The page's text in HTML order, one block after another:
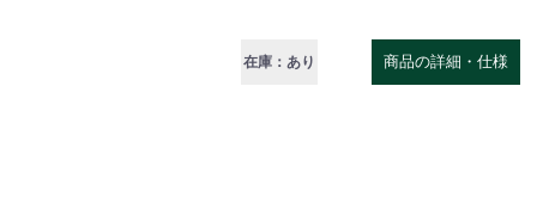
在庫：あり 商品の詳細・仕様